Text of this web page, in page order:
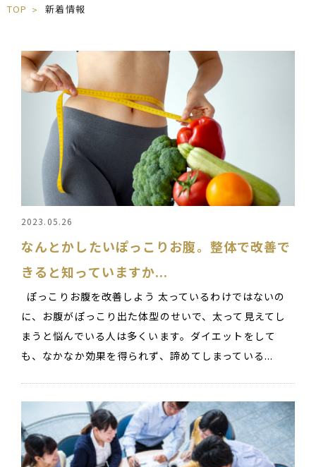
TOP 新着情報
2023.05.26
なんとかしたいぽっこりお腹。整体で改善で
きると知っていますか...
ぽっこりお腹を改善しよう 太っているわけではないの
に、お腹がぽっこり出た体型のせいで、太って見えてし
まうと悩んでいる人は多くいます。ダイエットをして
も、なかなか効果を得られず、諦めてしまっている...